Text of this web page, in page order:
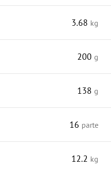
3.68 kg
200 g
138 g
16 parte
12.2 kg